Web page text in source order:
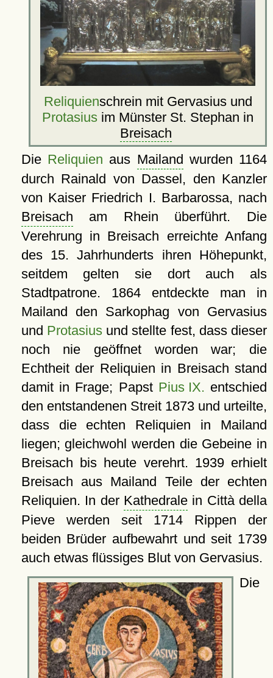
Reliquienschrein mit Gervasius und
Protasius im Münster St. Stephan in
Breisach
Die Reliquien aus Mailand wurden 1164
durch Rainald von Dassel, den Kanzler
von Kaiser Friedrich I. Barbarossa, nach
Breisach am Rhein überführt. Die
Verehrung in Breisach erreichte Anfang
des 15. Jahrhunderts ihren Höhepunkt,
seitdem gelten sie dort auch als
Stadtpatrone. 1864 entdeckte man in
Mailand den Sarkophag von Gervasius
und Protasius und stellte fest, dass dieser
noch nie geöffnet worden war; die
Echtheit der Reliquien in Breisach stand
damit in Frage; Papst Pius IX. entschied
den entstandenen Streit 1873 und urteilte,
dass die echten Reliquien in Mailand
liegen; gleichwohl werden die Gebeine in
Breisach bis heute verehrt. 1939 erhielt
Breisach aus Mailand Teile der echten
Reliquien. In der Kathedralein Città della
Pieve werden seit 1714 Rippen der
beiden Brüder aufbewahrt und seit 1739
auch etwas flüssiges Blut von Gervasius.
Die